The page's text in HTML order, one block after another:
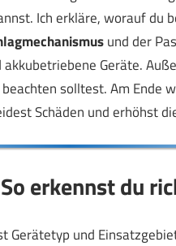
Ich erkläre, worauf du
und der
Geräte.
solltest. Am Ende
Schäden und erhöhst
erkennst du
Gerätetyp und